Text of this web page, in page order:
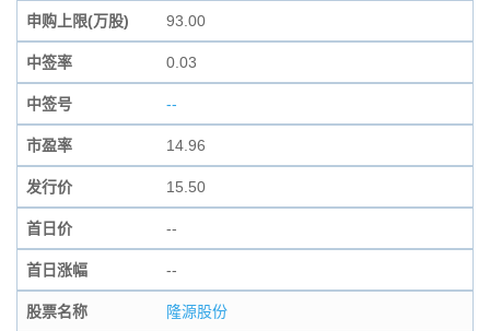
申购上限(万股) 93.00
中签率 0.03
中签号 --
市盈率 14.96
发行价 15.50
首日价 --
首日涨幅 --
股票名称 隆源股份